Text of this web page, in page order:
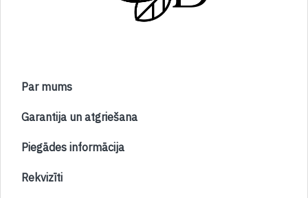
Par mums
Garantija un atgriešana
Piegādes informācija
Rekvizīti